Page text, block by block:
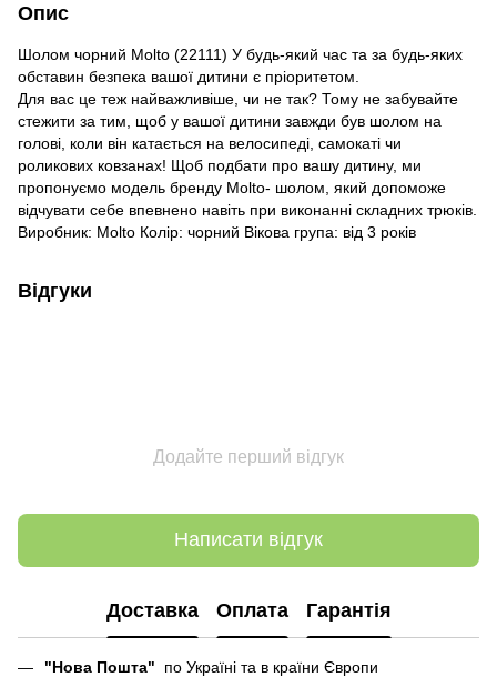
Опис
Шолом чорний Molto (22111) У будь-який час та за будь-яких
обставин безпека вашої дитини є пріоритетом.
Для вас це теж найважливіше, чи не так? Тому не забувайте
стежити за тим, щоб у вашої дитини завжди був шолом на
голові, коли він катається на велосипеді, самокаті чи
роликових ковзанах! Щоб подбати про вашу дитину, ми
пропонуємо модель бренду Molto- шолом, який допоможе
відчувати себе впевнено навіть при виконанні складних трюків.
Виробник: Molto Колір: чорний Вікова група: від 3 років
Відгуки
Додайте перший відгук
Написати відгук
Доставка Оплата Гарантія
"Нова Пошта" по Україні та в країни Європи